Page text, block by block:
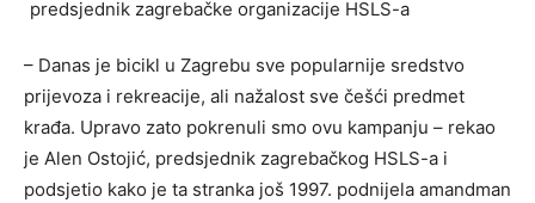
– Danas je bicikl u Zagrebu sve popularnije sredstvo
prijevoza i rekreacije, ali nažalost sve češći predmet
krađa. Upravo zato pokrenuli smo ovu kampanju – rekao
je Alen Ostojić, predsjednik zagrebačkog HSLS-a i
podsjetio kako je ta stranka još 1997. podnijela amandman